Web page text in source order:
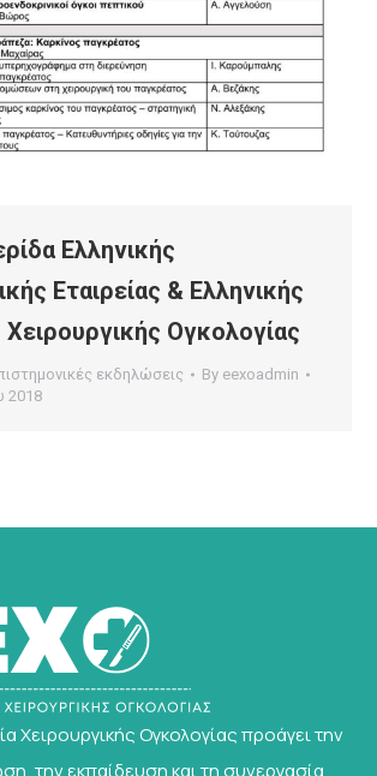
Ελληνικής
Εταιρείας & Ελληνικής
Χειρουργικής Ογκολογίας
εκδηλώσεις By eexoadmin
2018
Χειρουργικής Ογκολογίας προάγει την
την εκπαίδευση και τη συνεργασία